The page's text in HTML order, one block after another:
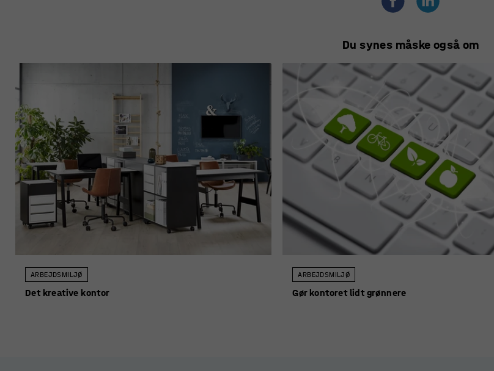
Du synes måske også om
ARBEJDSMILJØ
Det kreative kontor
ARBEJDSMILJØ
Gør kontoret lidt grønnere